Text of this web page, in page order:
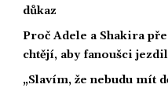
důkaz
Proč Adele a Shakira
chtějí, aby fanoušci
„Slavím, že nebudu mít